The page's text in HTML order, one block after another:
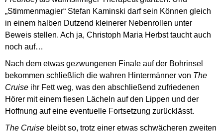
„Stimmenmagier“ Stefan Kaminski darf sein Können gleich
in einem halben Dutzend kleinerer Nebenrollen unter
Beweis stellen. Ach ja, Christoph Maria Herbst taucht auch
noch auf…
Nach dem etwas gezwungenen Finale auf der Bohrinsel
bekommen schließlich die wahren Hintermänner von The
Cruise ihr Fett weg, was den abschließend zufriedenen
Hörer mit einem fiesen Lächeln auf den Lippen und der
Hoffnung auf eine eventuelle Fortsetzung zurücklässt.
The Cruise bleibt so, trotz einer etwas schwächeren zweiten